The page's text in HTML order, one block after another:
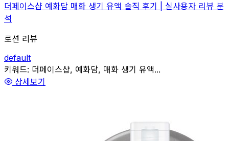
더페이스샵 예화담 매화 생기 유액 솔직 후기 | 실사용자 리뷰 분
석
로션 리뷰
default
관련
키워드: 더페이스샵, 예화담, 매화 생기 유액...
상세보기